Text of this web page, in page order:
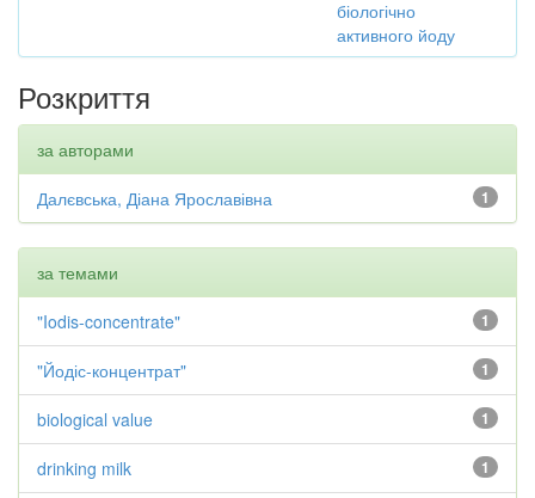
біологічно
активного йоду
Розкриття
за авторами
1
Далєвська, Діана Ярославівна
за темами
1
"Iodis-concentrate"
1
"Йодіс-концентрат"
1
biological value
1
drinking milk